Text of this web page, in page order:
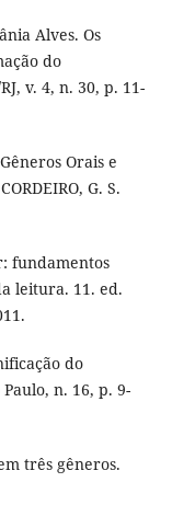
Alves. Os
do
v. 4, n. 30, p. 11-
Orais e
G. S.
fundamentos
leitura. 11. ed.
do
n. 16, p. 9-
três gêneros.